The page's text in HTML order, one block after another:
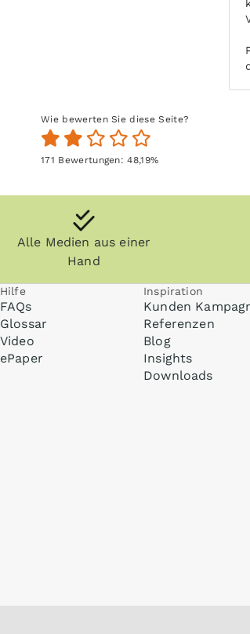
Wie bewerten Sie diese Seite?
171 Bewertungen:48,19%
Alle Medien aus einer
Hand
Hilfe
FAQs
Glossar
Video
ePaper
Inspiration
Kunden
Referenzen
Blog
Insights
Downloads